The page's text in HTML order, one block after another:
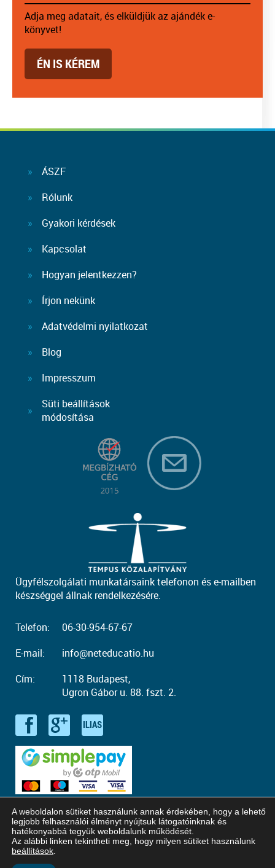
Adja meg adatait, és elküldjük az ajándék e-
könyvet!
ÉN IS KÉREM
ÁSZF
Rólunk
Gyakori kérdések
Kapcsolat
Hogyan jelentkezzen?
Írjon nekünk
Adatvédelmi nyilatkozat
Blog
Impresszum
Süti beállítások
módosítása
Ügyfélszolgálati munkatársaink telefonon és e-mailben
készséggel állnak rendelkezésére.
Telefon:
06-30-954-67-67
E-mail:
info@neteducatio.hu
Cím:
1118 Budapest,
Ugron Gábor u. 88. fszt. 2.
© Copyright 2016 - 2026. Neteducatio. Minden jog fenntartva!
A weboldalon sütiket használunk annak érdekében, hogy a lehető
legjobb felhasználói élményt nyújtsuk látogatóinknak és
hatékonyabbá tegyük weboldalunk működését.
Az alábbi linken tekintheti meg, hogy milyen sütiket használunk
beállítások